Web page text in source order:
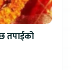
तपाईको